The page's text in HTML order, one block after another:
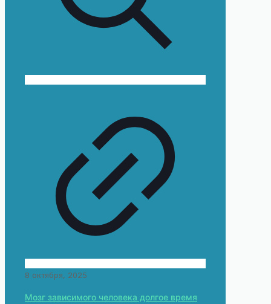
8 октября, 2025
Мозг зависимого человека долгое время